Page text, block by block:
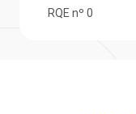
Clínica
defrequentes
RQE nº 0